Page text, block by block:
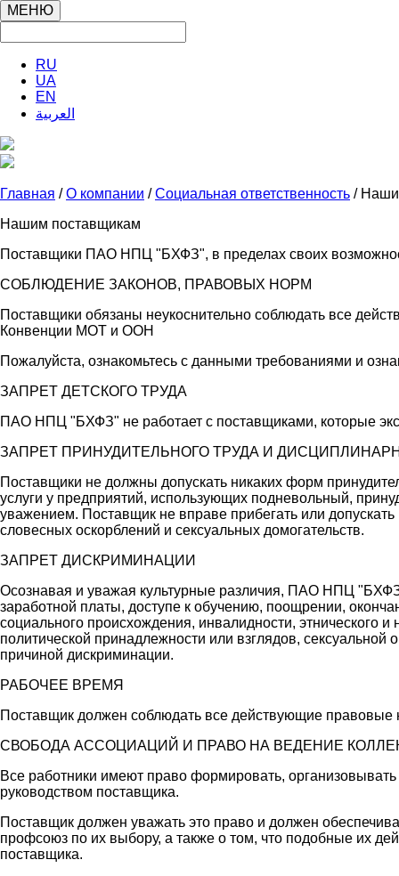
МЕНЮ
RU
UA
EN
العربية
Главная /О компании /Социальная ответственность /
Нашим поставщикам
Поставщики ПАО НПЦ "БХФЗ", в пределах своих
СОБЛЮДЕНИЕ ЗАКОНОВ, ПРАВОВЫХ НОРМ
Поставщики обязаны неукоснительно соблюдать все
Конвенции МОТ и ООН
Пожалуйста, ознакомьтесь с данными требованиями и
ЗАПРЕТ ДЕТСКОГО ТРУДА
ПАО НПЦ "БХФЗ" не работает с поставщиками, которые
ЗАПРЕТ ПРИНУДИТЕЛЬНОГО ТРУДА И
Поставщики не должны допускать никаких форм
услуги у предприятий, использующих подневольный,
уважением. Поставщик не вправе прибегать или
словесных оскорблений и сексуальных домогательств.
ЗАПРЕТ ДИСКРИМИНАЦИИ
Осознавая и уважая культурные различия, ПАО НПЦ
заработной платы, доступе к обучению, поощрении,
социального происхождения, инвалидности, этнического
политической принадлежности или взглядов,
причиной дискриминации.
РАБОЧЕЕ ВРЕМЯ
Поставщик должен соблюдать все действующие
СВОБОДА АССОЦИАЦИЙ И ПРАВО НА ВЕДЕНИЕ
Все работники имеют право формировать,
руководством поставщика.
Поставщик должен уважать это право и должен
профсоюз по их выбору, а также о том, что подобные их
поставщика.